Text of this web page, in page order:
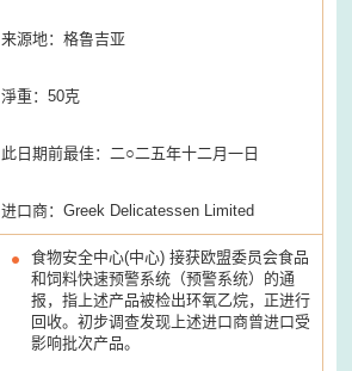
来源地：格鲁吉亚
淨重：50克
此日期前最佳：二○二五年十二月一日
进口商：Greek Delicatessen Limited
食物安全中心(中心) 接获欧盟委员会食品
和饲料快速预警系统（预警系统）的通
报，指上述产品被检出环氧乙烷，正进行
回收。初步调查发现上述进口商曾进口受
影响批次产品。